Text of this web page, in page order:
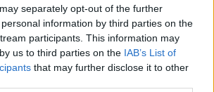
separately opt-out of the further
information by third parties on the
participants. This information may
us to third parties on the IAB’s List of
that may further disclose it to other